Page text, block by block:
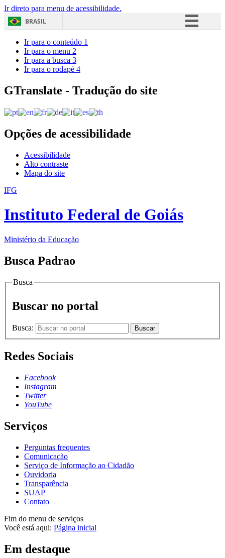
Ir direto para menu de acessibilidade.
BRASIL
Acesso à informação
Ir para o conteúdo 1
Ir para o menu 2
Ir para a busca 3
Ir para o rodapé 4
GTranslate - Tradução do site
Opções de acessibilidade
Acessibilidade
Alto contraste
Mapa do site
IFG
Instituto Federal de Goiás
Ministério da Educação
Busca Padrao
Busca
Buscar no portal
Busca: Buscar
Redes Sociais
Facebook
Instagram
Twitter
YouTube
Serviços
Perguntas frequentes
Comunicação
Serviço de Informação ao Cidadão
Ouvidoria
Transparência
SUAP
Contato
Fim do menu de serviços
Você está aqui: Página inicial
Em destaque